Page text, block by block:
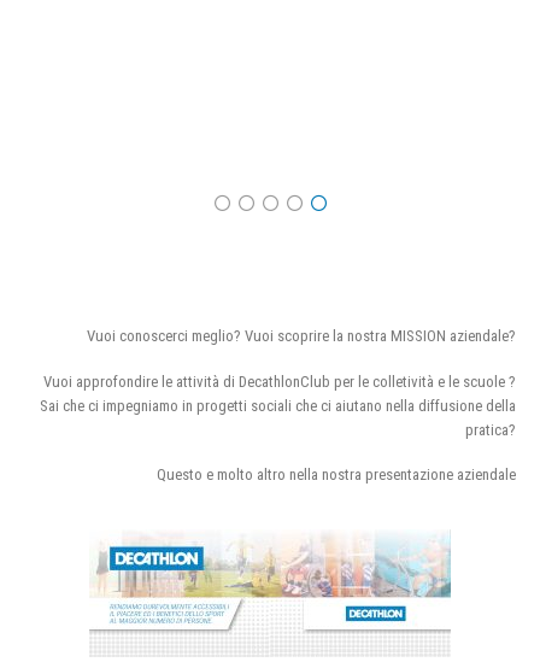
Vuoi conoscerci meglio? Vuoi scoprire la nostra MISSION aziendale?
Vuoi approfondire le attività di DecathlonClub per le colletività e le scuole ?
Sai che ci impegniamo in progetti sociali che ci aiutano nella diffusione della
pratica?
Questo e molto altro nella nostra presentazione aziendale